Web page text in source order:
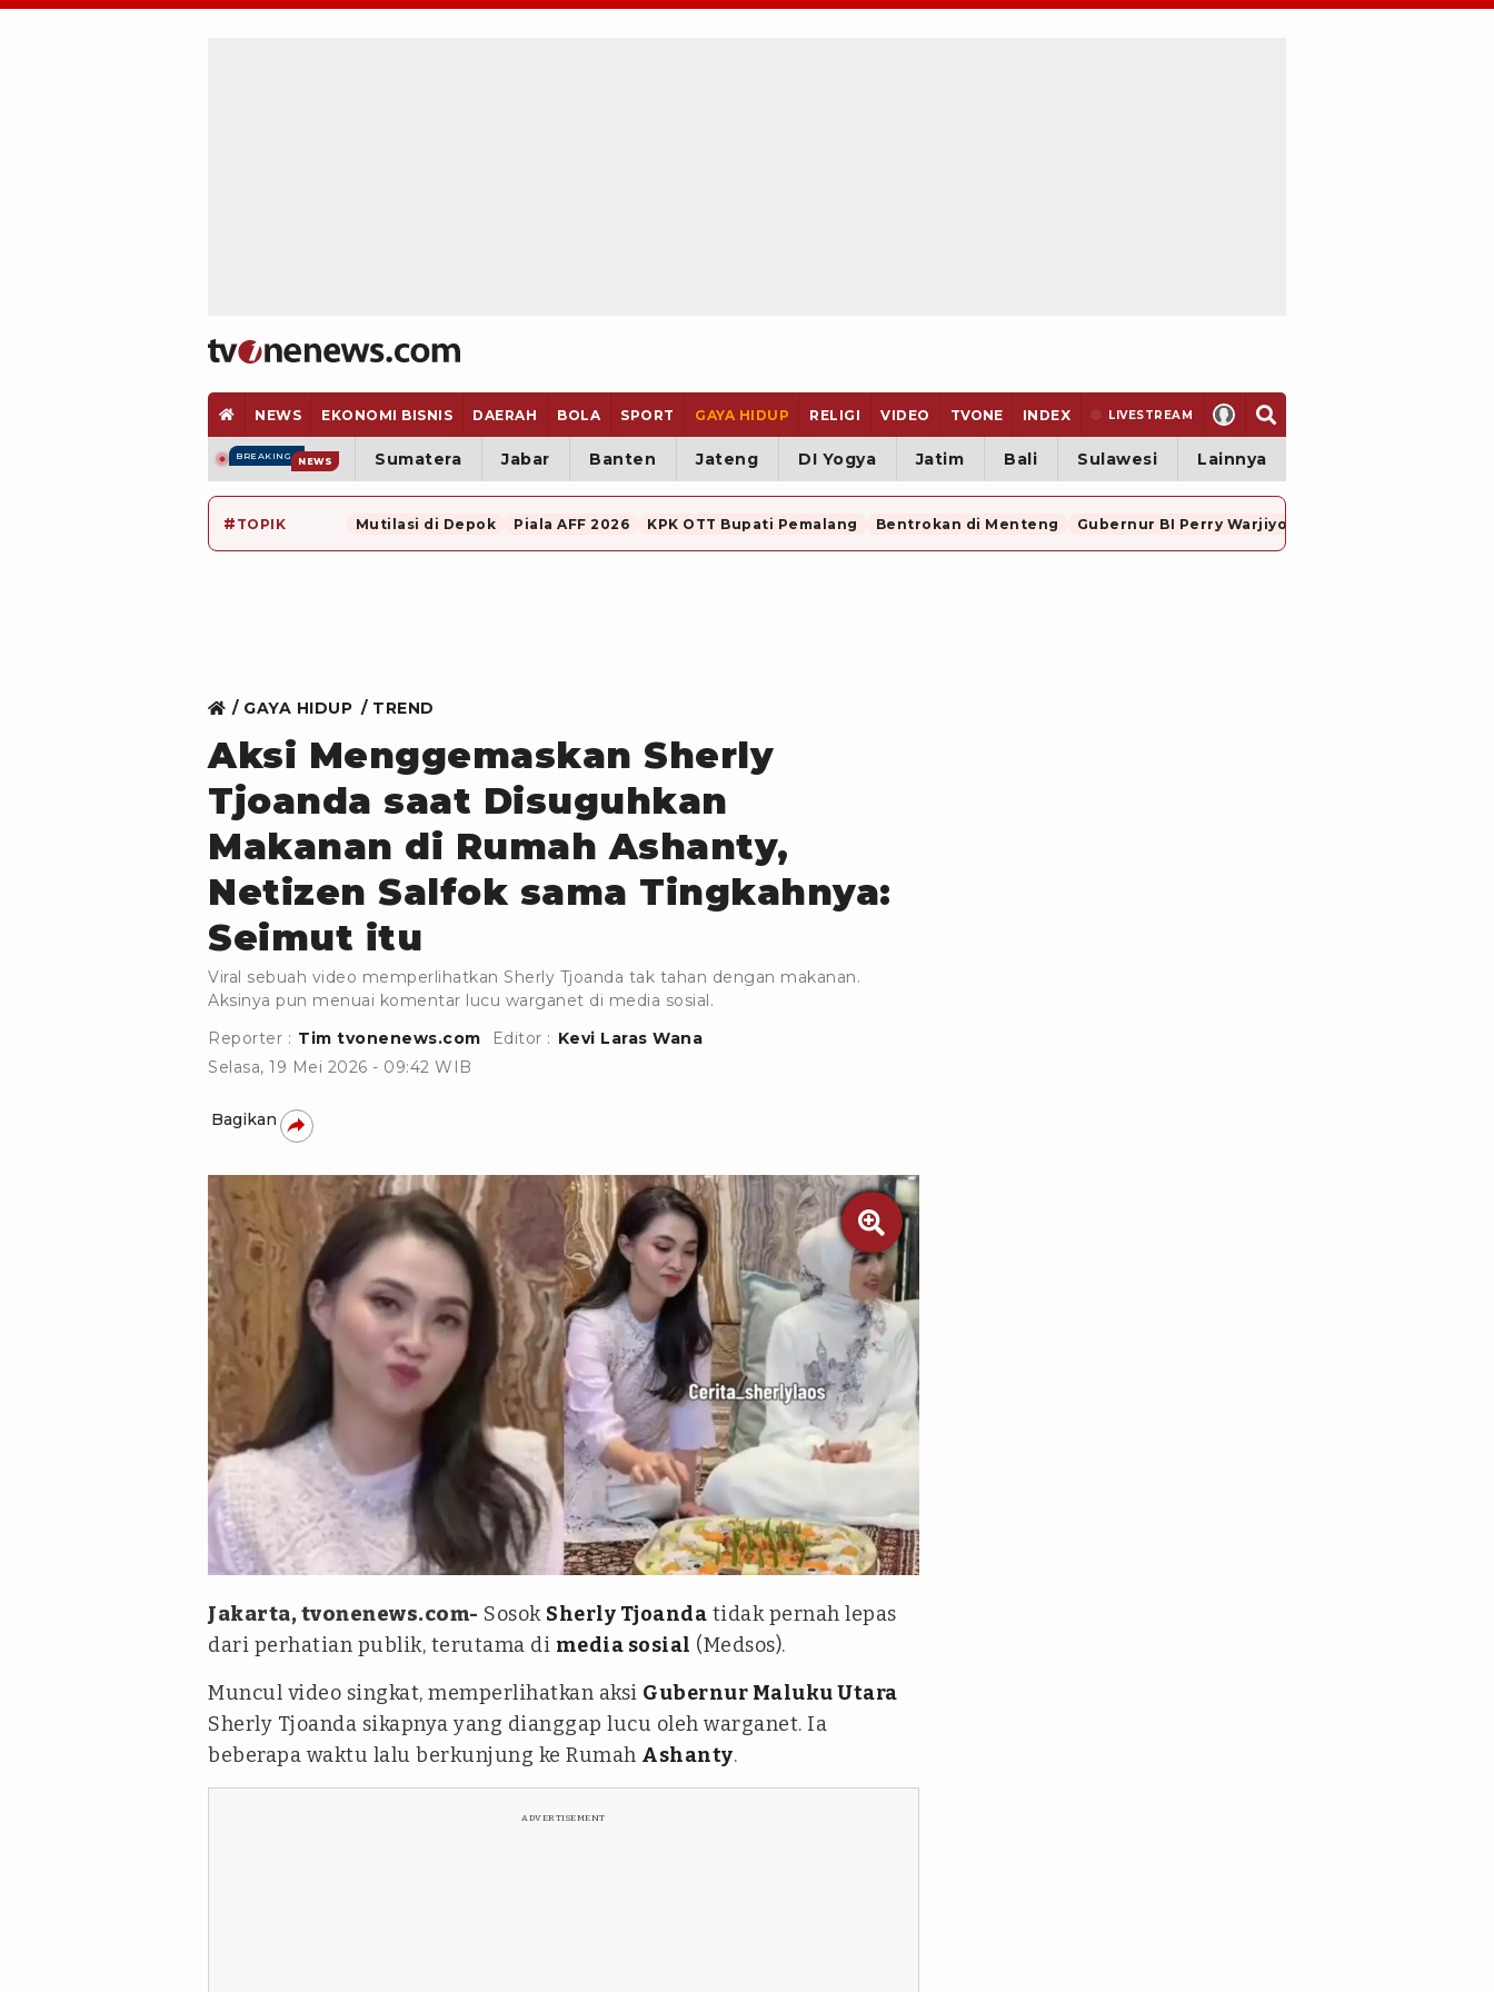
NEWS EKONOMI BISNIS DAERAH BOLA SPORT GAYA HIDUP RELIGI VIDEO TVONE INDEX LIVESTREAM
BREAKING NEWS Sumatera Jabar Banten Jateng DI Yogya Jatim Bali Sulawesi Lainnya
# TOPIK Mutilasi di Depok Piala AFF 2026 KPK OTT Bupati Pemalang Bentrokan di Menteng Gubernur BI Perry Warjiyo Mundur
GAYA HIDUP TREND
Aksi Menggemaskan Sherly
Tjoanda saat Disuguhkan
Makanan di Rumah Ashanty,
Netizen Salfok sama Tingkahnya:
Seimut itu
Viral sebuah video memperlihatkan Sherly Tjoanda tak tahan dengan makanan.
Aksinya pun menuai komentar lucu warganet di media sosial.
Reporter : Tim tvonenews.com Editor : Kevi Laras Wana
Selasa, 19 Mei 2026 - 09:42 WIB
Bagikan

dok.kolase tvOnenews.com /medsos kreatorpemula58/@cerita_sherlylaos
Jakarta, tvonenews.com- Sosok Sherly Tjoanda tidak pernah lepas
dari perhatian publik, terutama di media sosial (Medsos).
Muncul video singkat, memperlihatkan aksi Gubernur Maluku Utara
Sherly Tjoanda sikapnya yang dianggap lucu oleh warganet. Ia
beberapa waktu lalu berkunjung ke Rumah Ashanty.
ADVERTISEMENT